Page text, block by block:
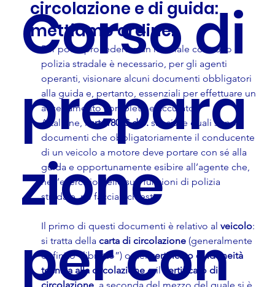
Corso di
prepara
zione
per con
circolazione e di guida:
mettiamo ordine.
Per poter procedere a un normale controllo di
polizia stradale è necessario, per gli agenti
operanti, visionare alcuni documenti obbligatori
alla guida e, pertanto, essenziali per effettuare un
accertamento completo e accurato.
A tal fine, l’ art. 180 C.d.S. sancisce quali sono i
documenti che obbligatoriamente il conducente
di un veicolo a motore deve portare con sé alla
guida e opportunamente esibire all’agente che,
nell’esercizio delle sue funzioni di polizia
stradale, ne faccia richiesta.
Il primo di questi documenti è relativo al veicolo:
si tratta della carta di circolazione (generalmente
definito “libretto”) o del certificato di idoneità
tecnica alla circolazione o il certificato di